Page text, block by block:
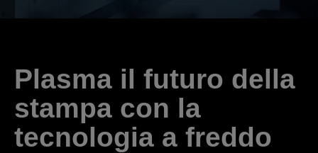
Plasma il futuro della
stampa con la
tecnologia a freddo